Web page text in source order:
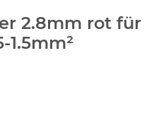
2.8mm rot für